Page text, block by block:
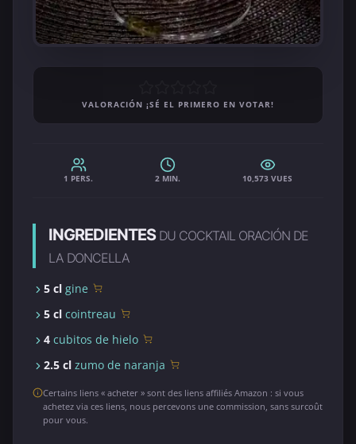
VALORACIÓN ¡SÉ EL PRIMERO EN VOTAR!
1 PERS. 2 MIN. 10,573 VUES
INGREDIENTES DU COCKTAIL ORACIÓN DE
LA DONCELLA
5 cl gine
5 cl cointreau
4 cubitos de hielo
2.5 cl zumo de naranja
Certains liens « acheter » sont des liens affiliés Amazon : si vous
achetez via ces liens, nous percevons une commission, sans surcoût
pour vous.